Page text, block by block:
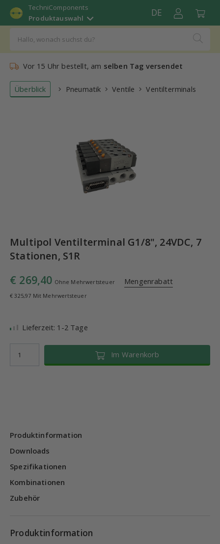
TechniComponents
Produktauswahl
DE
Vor 15 Uhr bestellt, am selben Tag versendet
Überblick Pneumatik Ventile Ventilterminals
Multipol Ventilterminal G1/8", 24VDC, 7
Stationen, S1R
€ 269,40 Ohne Mehrwertsteuer Mengenrabatt
€ 325,97 Mit Mehrwertsteuer
Lieferzeit: 1-2 Tage
Im Warenkorb
Produktinformation
Downloads
Spezifikationen
Kombinationen
Zubehör
Produktinformation